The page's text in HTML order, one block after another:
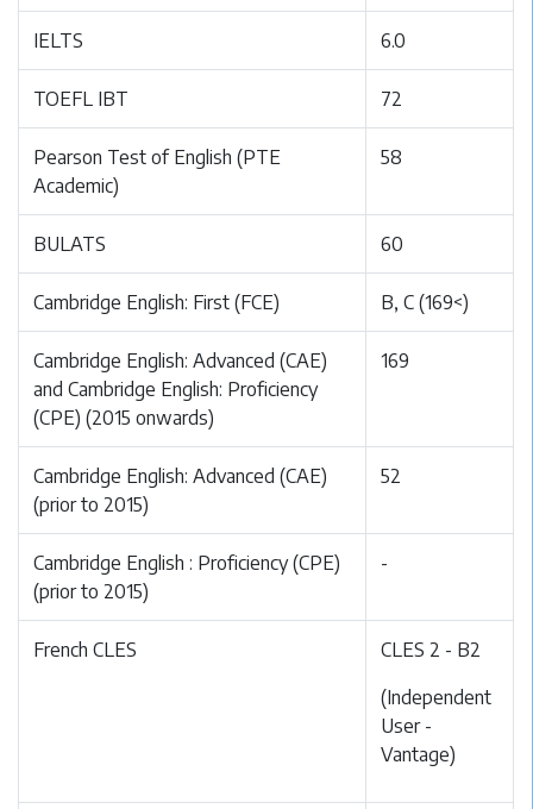
IELTS 6.0
TOEFL IBT 72
Pearson Test of English (PTE
Academic)
58
BULATS 60
Cambridge English: First (FCE) B, C (169<)
Cambridge English: Advanced (CAE)
and Cambridge English: Proficiency
(CPE) (2015 onwards)
169
Cambridge English: Advanced (CAE)
(prior to 2015)
52
Cambridge English : Proficiency (CPE)
(prior to 2015)
-
French CLES
CLES 2 - B2
(Independent
User -
Vantage)